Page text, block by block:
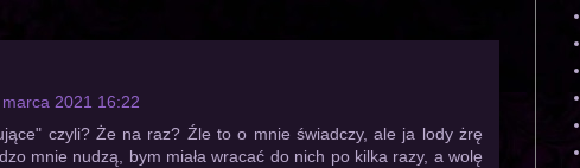
marca 2021 16:22
czyli? Że na raz? Źle to o mnie świadczy, ale ja lody żrę
mnie nudzą, bym miała wracać do nich po kilka razy, a wolę